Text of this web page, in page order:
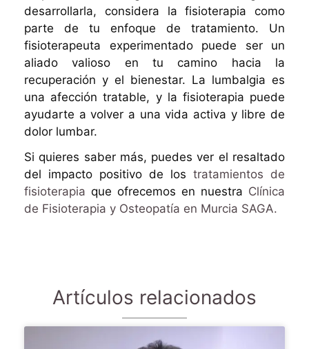
desarrollarla, considera la fisioterapia como
parte de tu enfoque de tratamiento. Un
fisioterapeuta experimentado puede ser un
aliado valioso en tu camino hacia la
recuperación y el bienestar. La lumbalgia es
una afección tratable, y la fisioterapia puede
ayudarte a volver a una vida activa y libre de
dolor lumbar.
Si quieres saber más, puedes ver el resaltado
del impacto positivo de los tratamientos de
fisioterapia que ofrecemos en nuestra Clínica
de Fisioterapia y Osteopatía en Murcia SAGA.
Artículos relacionados